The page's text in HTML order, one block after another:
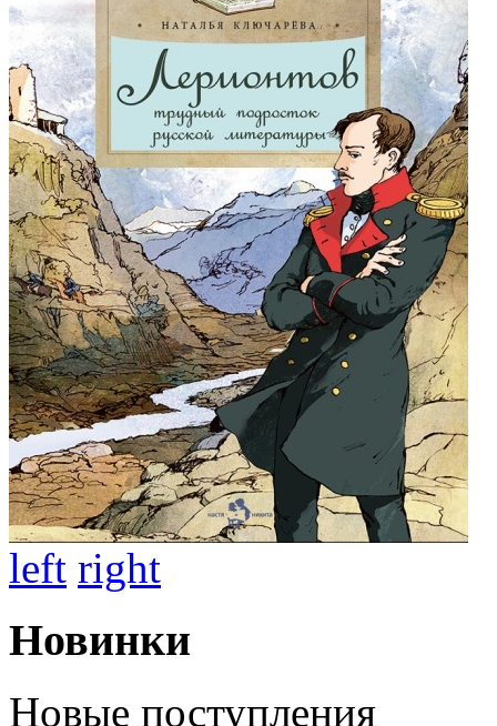
left right
Новинки
Новые поступления